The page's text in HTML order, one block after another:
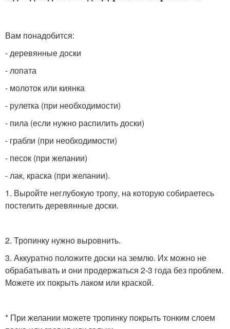
Вам понадобится:
- деревянные доски
- лопата
- молоток или киянка
- рулетка (при необходимости)
- пила (если нужно распилить доски)
- грабли (при необходимости)
- песок (при желании)
- лак, краска (при желании).
1. Выройте неглубокую тропу, на которую собираетесь
постелить деревянные доски.
2. Тропинку нужно выровнить.
3. Аккуратно положите доски на землю. Их можно не
обрабатывать и они продержаться 2-3 года без проблем.
Можете их покрыть лаком или краской.
* При желании можете тропинку покрыть тонким слоем